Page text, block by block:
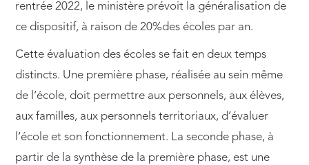
rentrée 2022, le ministère prévoit la généralisation de
ce dispositif, à raison de 20%des écoles par an.
Cette évaluation des écoles se fait en deux temps
distincts. Une première phase, réalisée au sein même
de l’école, doit permettre aux personnels, aux élèves,
aux familles, aux personnels territoriaux, d’évaluer
l’école et son fonctionnement. La seconde phase, à
partir de la synthèse de la première phase, est une